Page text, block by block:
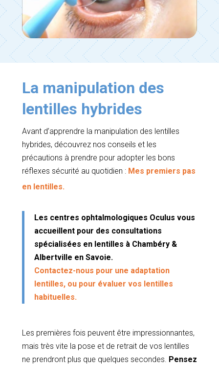
La manipulation des
lentilles hybrides
Avant d’apprendre la manipulation des lentilles
hybrides, découvrez nos conseils et les
précautions à prendre pour adopter les bons
réflexes sécurité au quotidien : Mes premiers pas
en lentilles.
Les centres ophtalmologiques Oculus vous
accueillent pour des consultations
spécialisées en lentilles à Chambéry &
Albertville en Savoie.
Contactez-nous pour une adaptation
lentilles, ou pour évaluer vos lentilles
habituelles.
Les premières fois peuvent être impressionnantes,
mais très vite la pose et de retrait de vos lentilles
ne prendront plus que quelques secondes. Pensez